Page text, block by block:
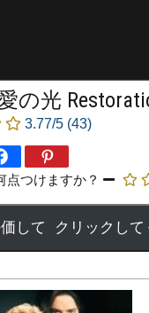
の光
3.77/5 (43)
点つけますか？